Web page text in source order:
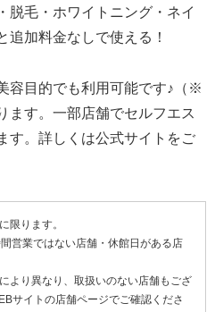
脱毛・ホワイトニング・ネイ
追加料金なしで使える！
容目的でも利用可能です♪（※
ます。一部店舗でセルフエス
す。詳しくは公式サイトをご
限ります。
営業ではない店舗・休館日がある店
より異なり、取扱いのない店舗もござ
サイトの店舗ページでご確認くださ